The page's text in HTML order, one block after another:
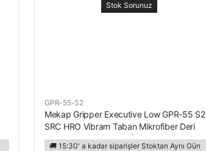
Stok Sorunuz
GPR-55-S2
Mekap Gripper Executive Low GPR-55 S2
SRC HRO Vibram Taban Mikrofiber Deri
Fiberglass Burun Spor İş Ayakkabısı
🚚 15:30' a kadar siparişler Stoktan Aynı Gün